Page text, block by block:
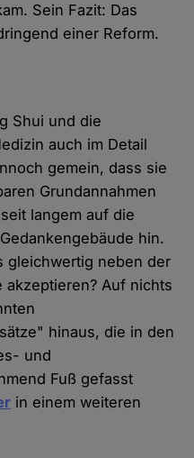
Sein Fazit: Das
einer Reform.
Shui und die
auch im Detail
gemein, dass sie
Grundannahmen
langem auf die
hin.
gleichwertig neben der
Auf nichts
hinaus, die in den
und
Fuß gefasst
in einem weiteren